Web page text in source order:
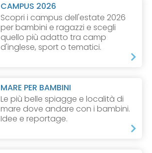
CAMPUS 2026
Scopri i campus dell'estate 2026
per bambini e ragazzi e scegli
quello più adatto tra camp
d'inglese, sport o tematici.
MARE PER BAMBINI
Le più belle spiagge e località di
mare dove andare con i bambini.
Idee e reportage.